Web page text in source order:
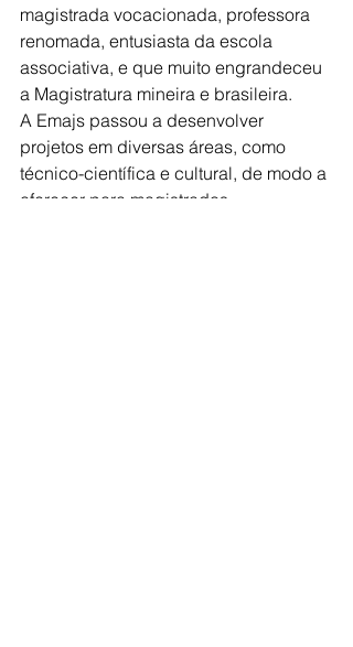
magistrada vocacionada, professora
renomada, entusiasta da escola
associativa, e que muito engrandeceu
a Magistratura mineira e brasileira.
A Emajs passou a desenvolver
projetos em diversas áreas, como
técnico-científica e cultural, de modo a
oferecer para magistrados,